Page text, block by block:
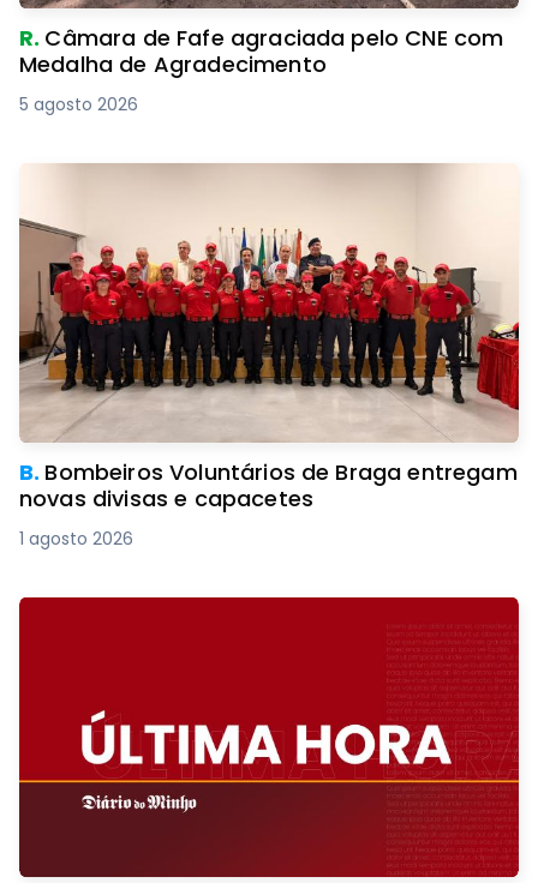
R. Câmara de Fafe agraciada pelo CNE com
Medalha de Agradecimento
5 agosto 2026
B. Bombeiros Voluntários de Braga entregam
novas divisas e capacetes
1 agosto 2026